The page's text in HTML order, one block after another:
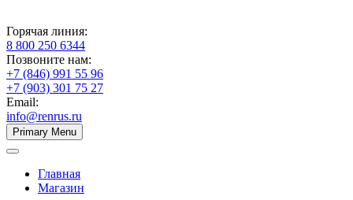
Горячая линия:
8 800 250 6344
Позвоните нам:
+7 (846) 991 55 96
+7 (903) 301 75 27
Email:
info@renrus.ru
Primary Menu
Главная
Магазин